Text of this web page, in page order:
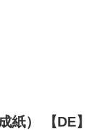
紙） 【DE】